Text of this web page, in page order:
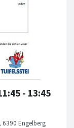
- 13:45
6390 Engelberg